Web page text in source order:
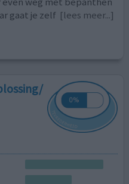
gaat je zelf [lees meer...]